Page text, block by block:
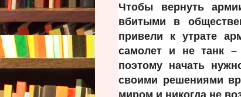
Чтобы вернуть
вбитыми в
привели к утрате
самолет и не танк
поэтому начать
своими решениями
миром и никогда